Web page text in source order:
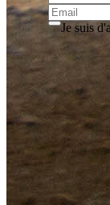
Je suis